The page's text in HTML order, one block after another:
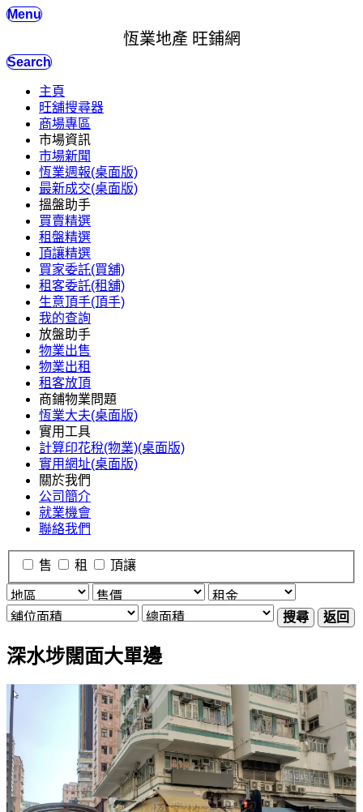
Menu
恆業地產 旺鋪網
Search
主頁
旺舖搜尋器
商場專區
市場資訊
市場新聞
恆業週報(桌面版)
最新成交(桌面版)
搵盤助手
買賣精選
租盤精選
頂讓精選
買家委託(買舖)
租客委託(租舖)
生意頂手(頂手)
我的查詢
放盤助手
物業出售
物業出租
租客放頂
商鋪物業問題
恆業大夫(桌面版)
實用工具
計算印花稅(物業)(桌面版)
實用網址(桌面版)
關於我們
公司簡介
就業機會
聯絡我們
售 租 頂讓
搜尋 返回
深水埗闊面大單邊